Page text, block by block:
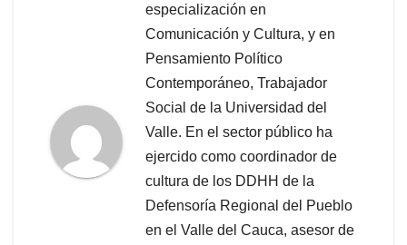
especialización en
Comunicación y Cultura, y en
Pensamiento Político
Contemporáneo, Trabajador
Social de la Universidad del
Valle. En el sector público ha
ejercido como coordinador de
cultura de los DDHH de la
Defensoría Regional del Pueblo
en el Valle del Cauca, asesor de